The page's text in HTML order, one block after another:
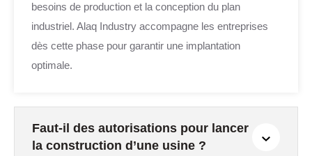
besoins de production et la conception du plan
industriel. Alaq Industry accompagne les entreprises
dès cette phase pour garantir une implantation
optimale.
Faut-il des autorisations pour lancer
la construction d’une usine ?